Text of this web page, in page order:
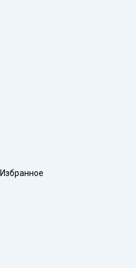
Избранное